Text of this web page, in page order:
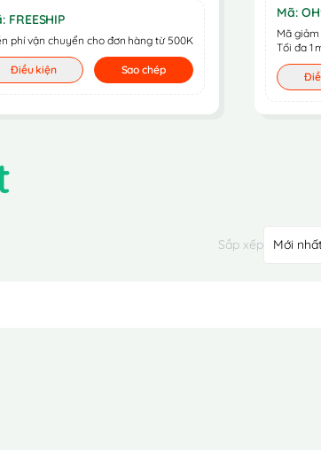
FREESHIP
phí vận chuyển cho đơn hàng từ 500K
Điều kiện Sao chép
Mã:
Mã giảm
Tối đa 1
Sắp xếp